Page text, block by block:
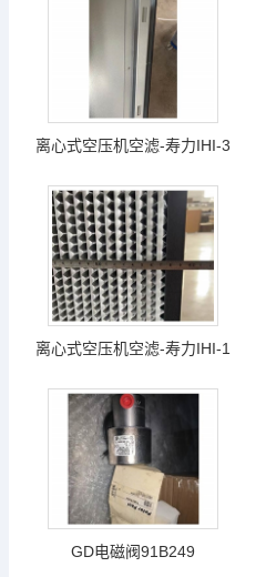
离心式空压机空滤-寿力IHI-3
离心式空压机空滤-寿力IHI-1
GD电磁阀91B249